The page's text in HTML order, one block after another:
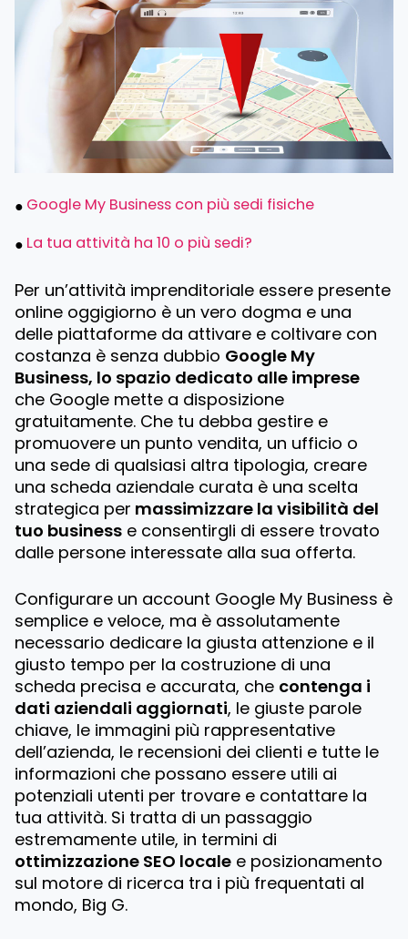
Google My Business con più sedi fisiche
La tua attività ha 10 o più sedi?
Per un’attività imprenditoriale essere presente
online oggigiorno è un vero dogma e una
delle piattaforme da attivare e coltivare con
costanza è senza dubbio Google My
Business, lo spazio dedicato alle imprese
che Google mette a disposizione
gratuitamente. Che tu debba gestire e
promuovere un punto vendita, un ufficio o
una sede di qualsiasi altra tipologia, creare
una scheda aziendale curata è una scelta
strategica per massimizzare la visibilità del
tuo business e consentirgli di essere trovato
dalle persone interessate alla sua offerta.
Configurare un account Google My Business è
semplice e veloce, ma è assolutamente
necessario dedicare la giusta attenzione e il
giusto tempo per la costruzione di una
scheda precisa e accurata, che contenga i
dati aziendali aggiornati, le giuste parole
chiave, le immagini più rappresentative
dell’azienda, le recensioni dei clienti e tutte le
informazioni che possano essere utili ai
potenziali utenti per trovare e contattare la
tua attività. Si tratta di un passaggio
estremamente utile, in termini di
ottimizzazione SEO locale e posizionamento
sul motore di ricerca tra i più frequentati al
mondo, Big G.